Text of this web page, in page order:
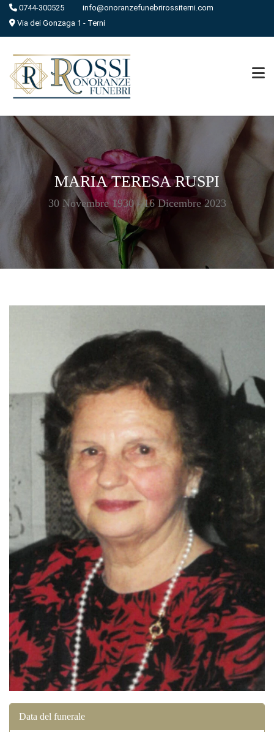
0744-300525
info@onoranzefunebrirossiterni.com
Via dei Gonzaga 1 - Terni
MARIA TERESA RUSPI
30 Novembre 1930 - 16 Dicembre 2023
Data del funerale